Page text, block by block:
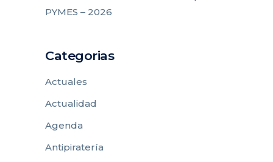
PYMES – 2026
Categorias
Actuales
Actualidad
Agenda
Antipiratería